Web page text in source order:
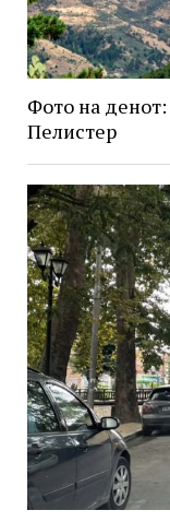
Фото на
Пелистер